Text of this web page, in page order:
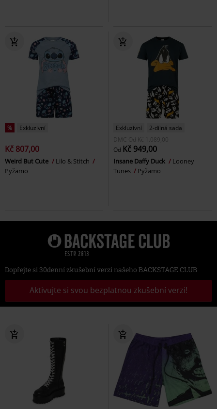
% Exkluzivní
Kč 807,00
Weird But Cute
Lilo & Stitch
Pyžamo
Exkluzivní
2-dílná sada
DMC Od Kč 1.089,00
Od Kč 949,00
Insane Daffy Duck
Looney
Tunes
Pyžamo
Dopřejte si 30denní zkušební verzi našeho BACKSTAGE CLUB
Aktivujte si svou bezplatnou zkušební verzi!